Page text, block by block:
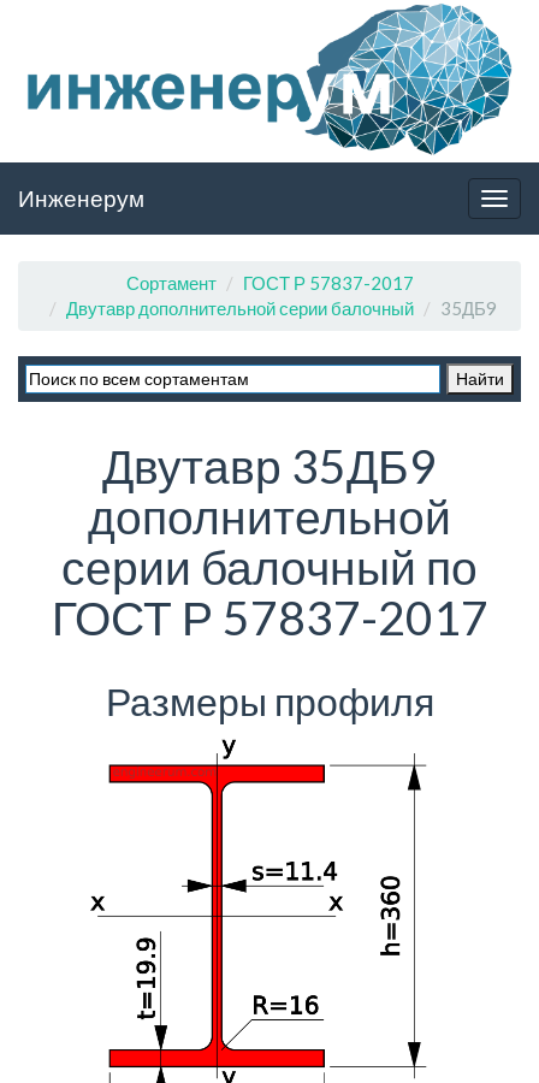
Инженерум
Сортамент
ГОСТ Р 57837-2017
Двутавр дополнительной серии балочный
35ДБ9
Двутавр 35ДБ9
дополнительной
серии балочный по
ГОСТ Р 57837-2017
Размеры профиля